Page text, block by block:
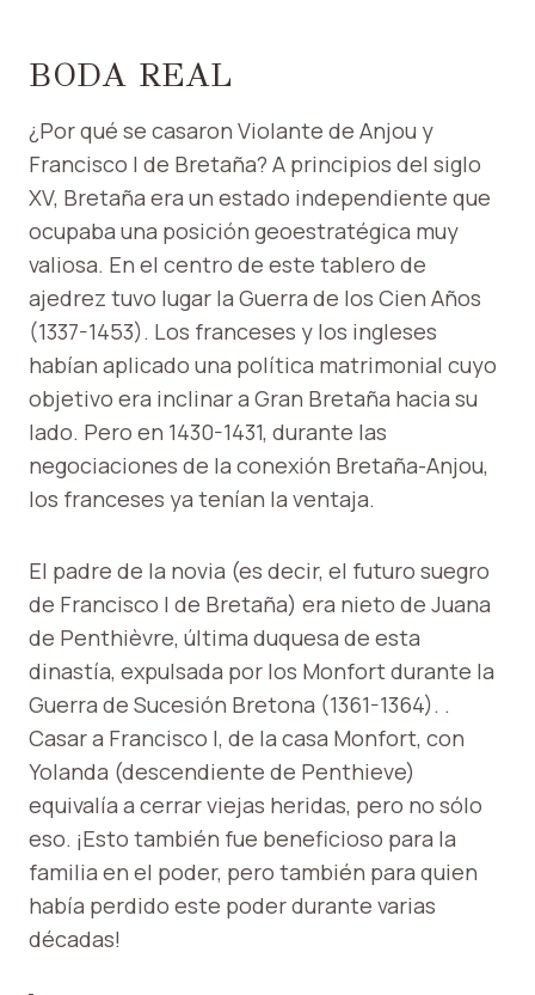
BODA REAL
¿Por qué se casaron Violante de Anjou y
Francisco I de Bretaña? A principios del siglo
XV, Bretaña era un estado independiente que
ocupaba una posición geoestratégica muy
valiosa. En el centro de este tablero de
ajedrez tuvo lugar la Guerra de los Cien Años
(1337-1453). Los franceses y los ingleses
habían aplicado una política matrimonial cuyo
objetivo era inclinar a Gran Bretaña hacia su
lado. Pero en 1430-1431, durante las
negociaciones de la conexión Bretaña-Anjou,
los franceses ya tenían la ventaja.
El padre de la novia (es decir, el futuro suegro
de Francisco I de Bretaña) era nieto de Juana
de Penthièvre, última duquesa de esta
dinastía, expulsada por los Monfort durante la
Guerra de Sucesión Bretona (1361-1364). .
Casar a Francisco I, de la casa Monfort, con
Yolanda (descendiente de Penthieve)
equivalía a cerrar viejas heridas, pero no sólo
eso. ¡Esto también fue beneficioso para la
familia en el poder, pero también para quien
había perdido este poder durante varias
décadas!